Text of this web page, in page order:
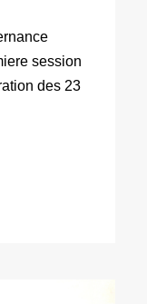
session
des 23